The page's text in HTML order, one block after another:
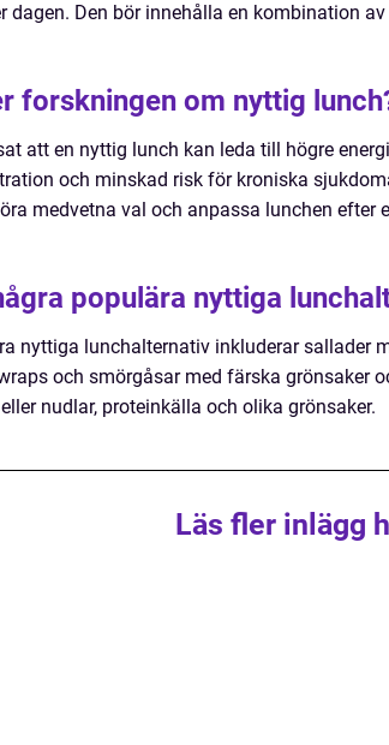
dagen. Den bör innehålla en kombination
forskningen om nyttig
att en nyttig lunch kan leda till högre
och minskad risk för kroniska
medvetna val och anpassa lunchen efter
populära nyttiga
nyttiga lunchalternativ inkluderar sallader
och smörgåsar med färska grönsaker
nudlar, proteinkälla och olika grönsaker.
Läs fler inlägg